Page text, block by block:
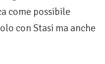
come possibile
con Stasi ma anche